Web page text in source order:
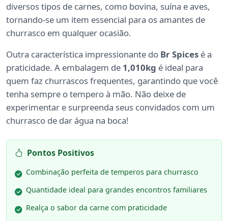
diversos tipos de carnes, como bovina, suína e aves,
tornando-se um item essencial para os amantes de
churrasco em qualquer ocasião.
Outra característica impressionante do Br Spices é a
praticidade. A embalagem de 1,010kg é ideal para
quem faz churrascos frequentes, garantindo que você
tenha sempre o tempero à mão. Não deixe de
experimentar e surpreenda seus convidados com um
churrasco de dar água na boca!
Pontos Positivos
Combinação perfeita de temperos para churrasco
Quantidade ideal para grandes encontros familiares
Realça o sabor da carne com praticidade